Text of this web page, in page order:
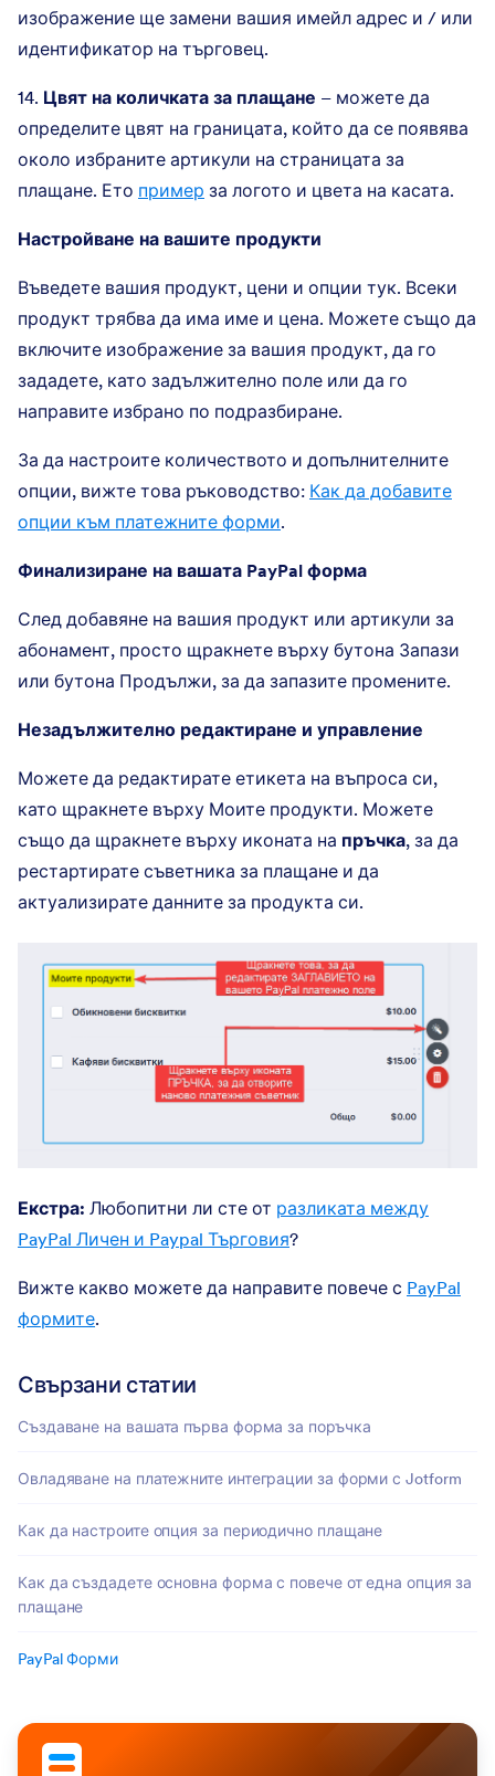
изображение ще замени вашия имейл адрес и / или
идентификатор на търговец.
14. Цвят на количката за плащане – можете да
определите цвят на границата, който да се появява
около избраните артикули на страницата за
плащане. Ето пример за логото и цвета на касата.
Настройване на вашите продукти
Въведете вашия продукт, цени и опции тук. Всеки
продукт трябва да има име и цена. Можете също да
включите изображение за вашия продукт, да го
зададете, като задължително поле или да го
направите избрано по подразбиране.
За да настроите количеството и допълнителните
опции, вижте това ръководство: Как да добавите
опции към платежните форми.
Финализиране на вашата PayPal форма
След добавяне на вашия продукт или артикули за
абонамент, просто щракнете върху бутона Запази
или бутона Продължи, за да запазите промените.
Незадължително редактиране и управление
Можете да редактирате етикета на въпроса си,
като щракнете върху Моите продукти. Можете
също да щракнете върху иконата на пръчка, за да
рестартирате съветника за плащане и да
актуализирате данните за продукта си.
Екстра: Любопитни ли сте от разликата между
PayPal Личен и Paypal Търговия?
Вижте какво можете да направите повече с PayPal
формите.
Свързани статии
Създаване на вашата първа форма за поръчка
Овладяване на платежните интеграции за форми с Jotform
Как да настроите опция за периодично плащане
Как да създадете основна форма с повече от една опция за
плащане
PayPal Форми